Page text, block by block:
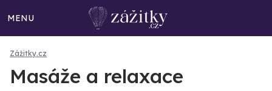
MENU
Zážitky.cz
Masáže a relaxace